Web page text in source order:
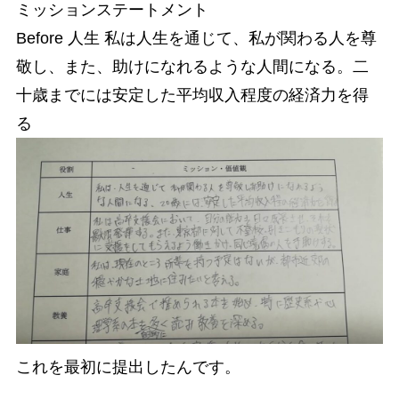
ミッションステートメント
Before 人生 私は人生を通じて、私が関わる人を尊
敬し、また、助けになれるような人間になる。二
十歳までには安定した平均収入程度の経済力を得
る
これを最初に提出したんです。